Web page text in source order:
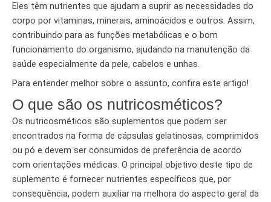
Eles têm nutrientes que ajudam a suprir as necessidades do
corpo por vitaminas, minerais, aminoácidos e outros. Assim,
contribuindo para as funções metabólicas e o bom
funcionamento do organismo, ajudando na manutenção da
saúde especialmente da pele, cabelos e unhas.
Para entender melhor sobre o assunto, confira este artigo!
O que são os nutricosméticos?
Os nutricosméticos são suplementos que podem ser
encontrados na forma de cápsulas gelatinosas, comprimidos
ou pó e devem ser consumidos de preferência de acordo
com orientações médicas. O principal objetivo deste tipo de
suplemento é fornecer nutrientes específicos que, por
consequência, podem auxiliar na melhora do aspecto geral da